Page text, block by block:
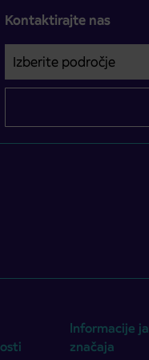
Kontaktirajte nas
Izberite področje
Področje je obvezno
Informacije
značaja